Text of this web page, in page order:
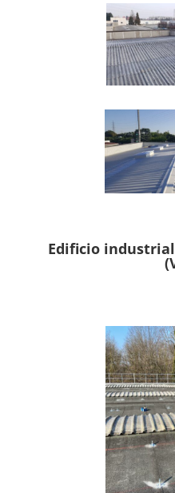
Edificio